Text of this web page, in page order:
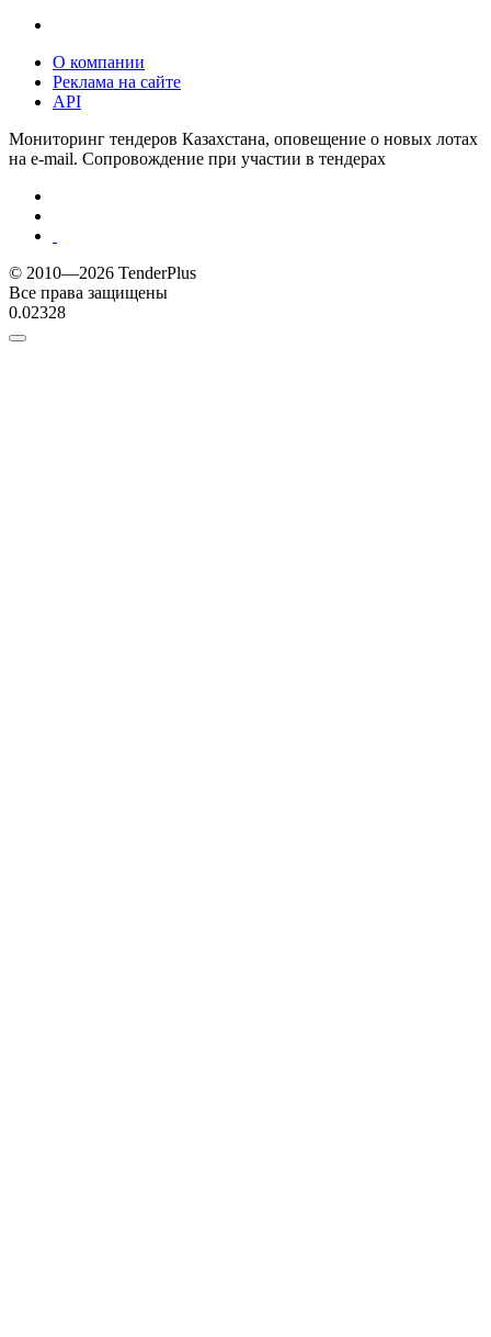
О компании
Реклама на сайте
API
Мониторинг тендеров Казахстана, оповещение о новых лотах
на e-mail. Сопровождение при участии в тендерах
© 2010—2026 TenderPlus
Все права защищены
0.02328